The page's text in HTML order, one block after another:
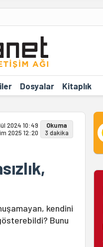
Dosyalar Kitaplık
2024 10:49
2025 12:20
Okuma
3 dakika
kendini
Bunu